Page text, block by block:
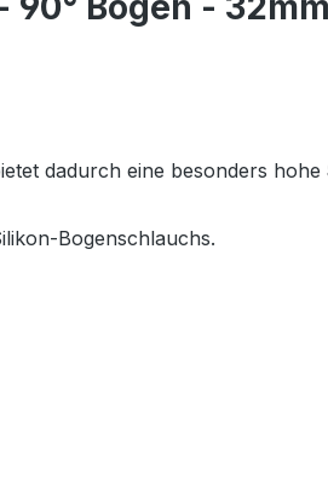
dadurch eine besonders hohe
Bogenschlauchs.